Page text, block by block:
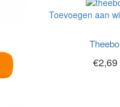
Toevoegen aan
€2,69